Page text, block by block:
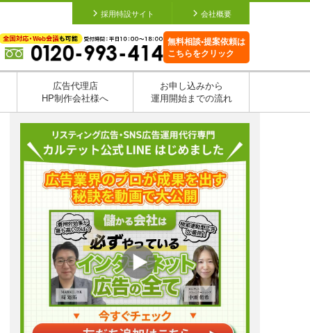
採用特設サイト 会社概要
無料相談•提案依頼は
こちらをクリック
広告代理店
HP制作会社様へ
お申し込みから
運用開始までの流れ